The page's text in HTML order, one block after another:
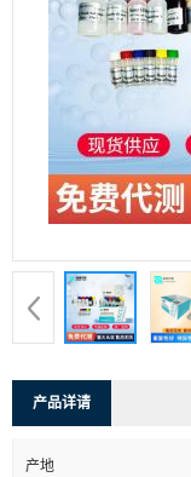
产品详请
产地